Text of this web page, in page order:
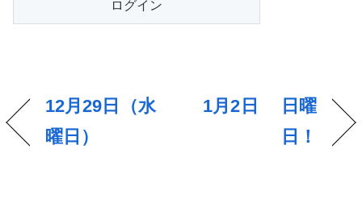
12月29日（水
曜日）
1月2日 日曜
日！